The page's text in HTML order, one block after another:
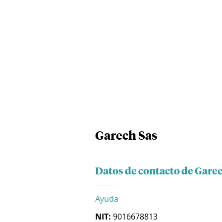
Garech Sas
Datos de contacto de
Ayuda
NIT: 9016678813